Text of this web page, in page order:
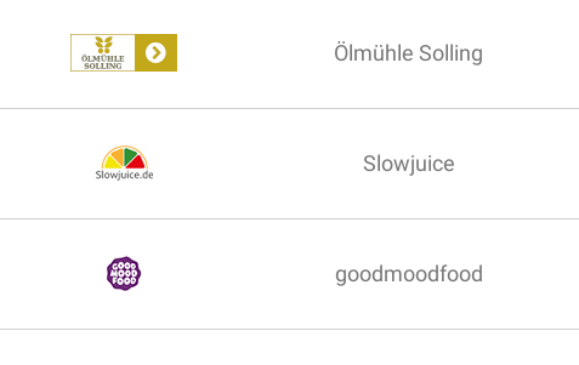
Ölmühle Solling
Slowjuice
goodmoodfood